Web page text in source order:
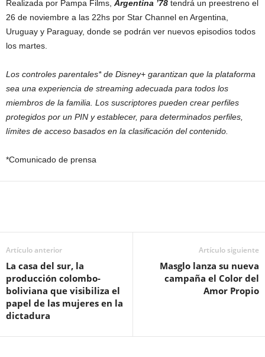
Realizada por Pampa Films, Argentina ’78 tendrá un preestreno el
26 de noviembre a las 22hs por Star Channel en Argentina,
Uruguay y Paraguay, donde se podrán ver nuevos episodios todos
los martes.
Los controles parentales* de Disney+ garantizan que la plataforma
sea una experiencia de streaming adecuada para todos los
miembros de la familia. Los suscriptores pueden crear perfiles
protegidos por un PIN y establecer, para determinados perfiles,
límites de acceso basados en la clasificación del contenido.
*Comunicado de prensa
Artículo anterior
La casa del sur, la
producción colombo-
boliviana que visibiliza el
papel de las mujeres en la
dictadura
Artículo siguiente
Masglo lanza su nueva
campaña el Color del
Amor Propio